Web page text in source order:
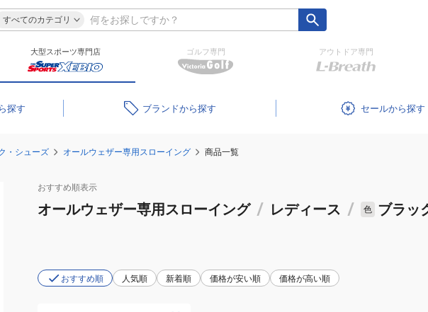
すべてのカテゴリ
大型スポーツ専門店 ゴルフ専門 アウトドア専門
ブランド セール
・シューズ オールウェザー専用スローイング 商品一覧
おすすめ順表示
オールウェザー専用スローイング / レディース / 色 ブラッ
おすすめ順 人気順 新着順 価格が安い順 価格が高い順